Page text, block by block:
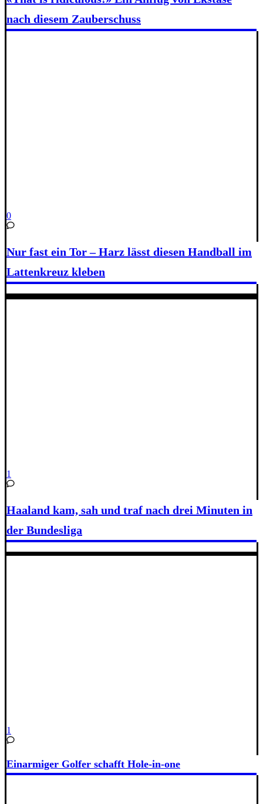
nach diesem Zauberschuss
0
Nur fast ein Tor – Harz lässt diesen Handball im
Lattenkreuz kleben
1
Haaland kam, sah und traf nach drei Minuten in
der Bundesliga
1
Einarmiger Golfer schafft Hole-in-one